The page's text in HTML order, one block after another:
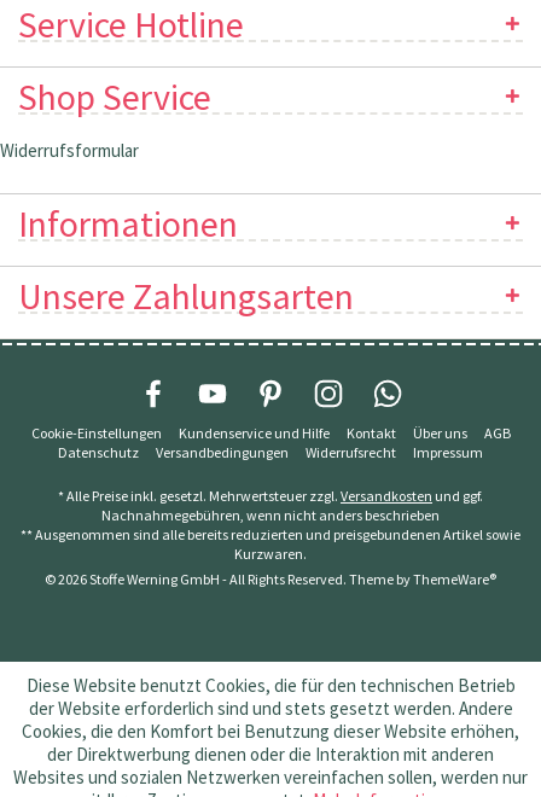
Service Hotline
Shop Service
Widerrufsformular
Informationen
Unsere Zahlungsarten
Cookie-Einstellungen Kundenservice und Hilfe Kontakt Über uns
AGB
Datenschutz
Versandbedingungen Widerrufsrecht Impressum
* Alle Preise inkl. gesetzl. Mehrwertsteuer zzgl. Versandkosten und ggf.
Nachnahmegebühren, wenn nicht anders beschrieben
** Ausgenommen sind alle bereits reduzierten und preisgebundenen Artikel sowie
Kurzwaren.
© 2026 Stoffe Werning GmbH - All Rights Reserved. Theme byThemeWare®
Diese Website benutzt Cookies, die für den technischen Betrieb
der Website erforderlich sind und stets gesetzt werden. Andere
Cookies, die den Komfort bei Benutzung dieser Website erhöhen,
der Direktwerbung dienen oder die Interaktion mit anderen
Websites und sozialen Netzwerken vereinfachen sollen, werden nur